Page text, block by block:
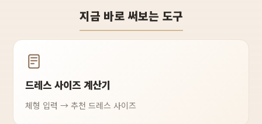
지금 바로 써보는 도구
드레스 사이즈 계산기
체형 입력 → 추천 드레스 사이즈